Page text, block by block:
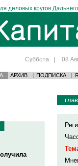
деловых кругов
Суббота | 08
АРХИВ | ПОДПИСКА |